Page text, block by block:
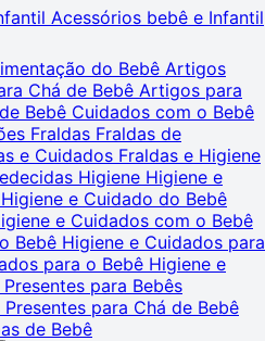
Acessórios bebê e Infantil
do Bebê Artigos
Chá de Bebê Artigos para
Bebê Cuidados com o Bebê
Fraldas Fraldas de
e Cuidados Fraldas e Higiene
Higiene Higiene e
Higiene e Cuidado do Bebê
e Cuidados com o Bebê
Bebê Higiene e Cuidados para
para o Bebê Higiene e
para Bebês
Presentes para Chá de Bebê
de Bebê